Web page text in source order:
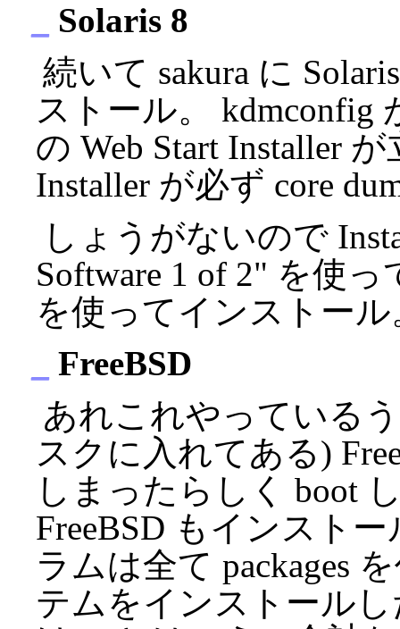
Solaris 8
続いて sakura に
ストール。 kdmconfig
の Web Start Installer
Installer が必ず core
しょうがないので
Software 1 of 2" を使っ
を使ってインストー
FreeBSD
あれこれやっている
スクに入れてある)
しまったらしく boot
FreeBSD もインスト
ラムは全て packages
テムをインストール